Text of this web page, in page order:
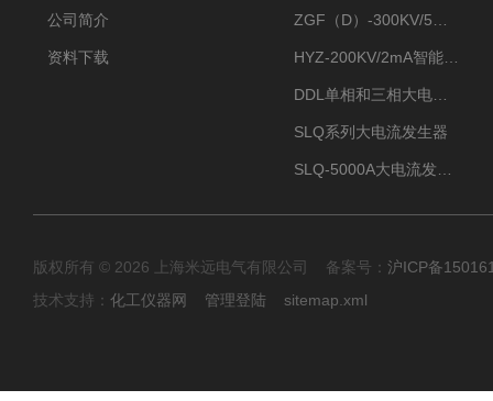
公司简介
资料下载
SLQ系列大电流发生器
版权所有 © 2026 上海米远电气有限公司 备案号： 沪ICP备
技术支持： 化工仪器网 管理登陆 sitemap.xml